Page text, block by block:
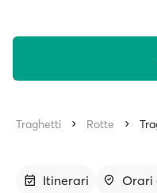
Traghetti Rotte
Itinerari
Orari